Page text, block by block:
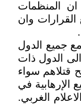
المنظمات
وان
مع جميع الدول
الى الدول ذات
قتلاهم سواء
الإرهابية في
الغربي.